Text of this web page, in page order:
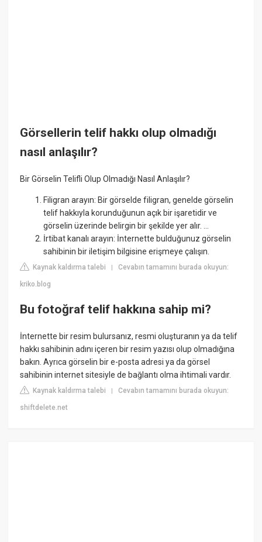
Görsellerin telif hakkı olup olmadığı
nasıl anlaşılır?
Bir Görselin Telifli Olup Olmadığı Nasıl Anlaşılır?
Filigran arayın: Bir görselde filigran, genelde görselin
telif hakkıyla korunduğunun açık bir işaretidir ve
görselin üzerinde belirgin bir şekilde yer alır. ...
İrtibat kanalı arayın: İnternette bulduğunuz görselin
sahibinin bir iletişim bilgisine erişmeye çalışın.
Kaynak kaldırma talebi |Cevabın tamamını burada okuyun:
kriko.blog
Bu fotoğraf telif hakkına sahip mi?
İnternette bir resim bulursanız, resmi oluşturanın ya da telif
hakkı sahibinin adını içeren bir resim yazısı olup olmadığına
bakın. Ayrıca görselin bir e-posta adresi ya da görsel
sahibinin internet sitesiyle de bağlantı olma ihtimali vardır.
Kaynak kaldırma talebi |Cevabın tamamını burada okuyun:
shiftdelete.net